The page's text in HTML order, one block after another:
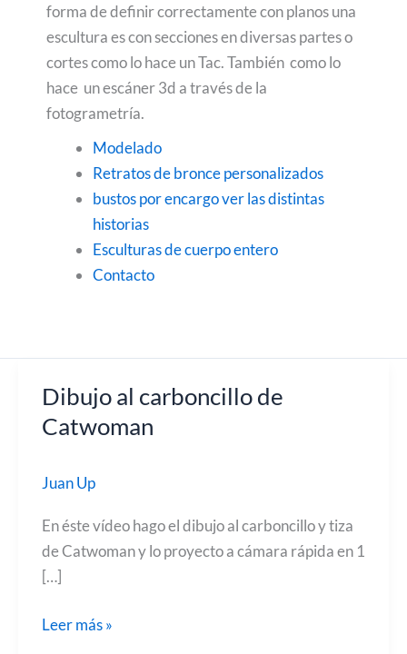
forma de definir correctamente con planos una
escultura es con secciones en diversas partes o
cortes como lo hace un Tac. También como lo
hace un escáner 3d a través de la
fotogrametría.
Modelado
Retratos de bronce personalizados
bustos por encargo ver las distintas
historias
Esculturas de cuerpo entero
Contacto
Dibujo al carboncillo de
Catwoman
Juan Up
En éste vídeo hago el dibujo al carboncillo y tiza
de Catwoman y lo proyecto a cámara rápida en 1
[…]
Dibujo
Leer más »